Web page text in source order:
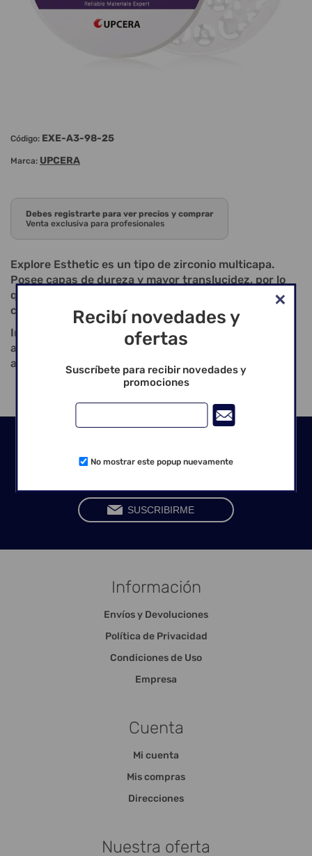
Código: EXE-A3-98-25
Marca: UPCERA
Debes registrarte para ver precios y comprar
Venta exclusiva para profesionales
Explore Esthetic es un tipo de zirconio multicapa.
Posee capas de dureza y mayor translucidez, por lo
que es más adecuada para restauraciones anteriores
con mayores requerimientos estéticos.
Indicaciones: Coronas anteriores totalmente
anatómicas; puentes anteriores totalmente
anatómicos; máx. cuatro piezas; carillas.
Información
Envíos y Devoluciones
Política de Privacidad
Condiciones de Uso
Empresa
Cuenta
Mi cuenta
Mis compras
Direcciones
Nuestra oferta
Recibí novedades y
ofertas
Suscríbete para recibir novedades y
promociones
No mostrar este popup nuevamente